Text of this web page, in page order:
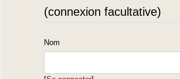
(connexion facultative)
Nom